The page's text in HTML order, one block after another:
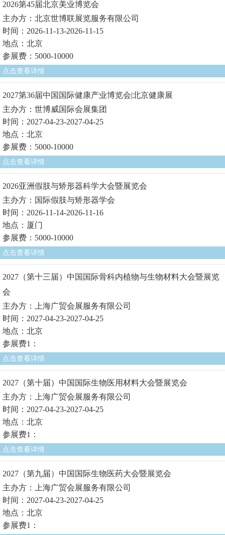
2026第45届北京美业博览会
主办方：北京世博联展览服务有限公司
时间：2026-11-13-2026-11-15
地点：北京
参展费：5000-10000
点击查看详情
2027第36届中国国际健康产业博览会|北京健康展
主办方：世博威国际会展集团
时间：2027-04-23-2027-04-25
地点：北京
参展费：5000-10000
点击查看详情
2026亚洲假肢与矫形器科学大会暨展览会
主办方：国际假肢与矫形器学会
时间：2026-11-14-2026-11-16
地点：厦门
参展费：5000-10000
点击查看详情
2027（第十三届）中国国际骨科内植物与生物材料大会暨展览
会
主办方：上海广贸会展服务有限公司
时间：2027-04-23-2027-04-25
地点：北京
参展费1：
点击查看详情
2027（第十届）中国国际生物医用材料大会暨展览会
主办方：上海广贸会展服务有限公司
时间：2027-04-23-2027-04-25
地点：北京
参展费1：
点击查看详情
2027（第九届）中国国际生物医药大会暨展览会
主办方：上海广贸会展服务有限公司
时间：2027-04-23-2027-04-25
地点：北京
参展费1：